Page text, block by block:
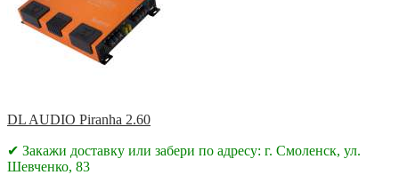
DL AUDIO Piranha 2.60
✔ Закажи доставку или забери по адресу: г. Смоленск, ул.
Шевченко, 83